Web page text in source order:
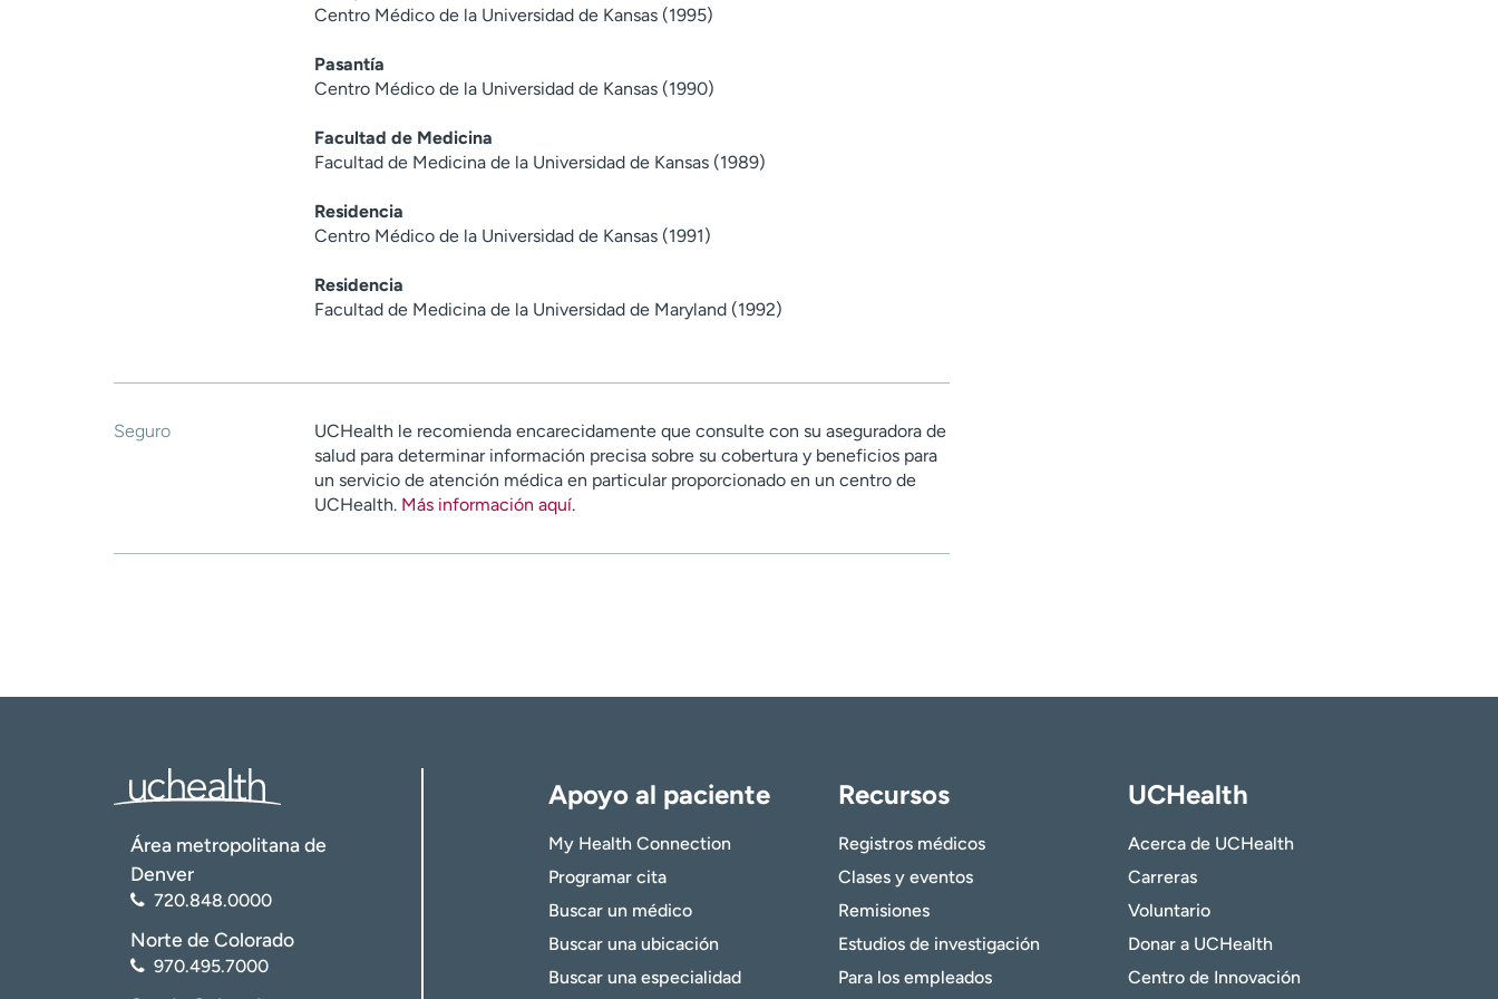
Centro Médico de la Universidad de Kansas (1995)
Pasantía
Centro Médico de la Universidad de Kansas (1990)
Facultad de Medicina
Facultad de Medicina de la Universidad de Kansas (1989)
Residencia
Centro Médico de la Universidad de Kansas (1991)
Residencia
Facultad de Medicina de la Universidad de Maryland (1992)
Seguro
UCHealth le recomienda encarecidamente que consulte con su aseguradora de
salud para determinar información precisa sobre su cobertura y beneficios para
un servicio de atención médica en particular proporcionado en un centro de
UCHealth. Más información aquí.
Área metropolitana de
Denver
720.848.0000
Norte de Colorado
970.495.7000
Apoyo al paciente
My Health Connection
Programar cita
Buscar un médico
Buscar una ubicación
Buscar una especialidad
Recursos
Registros médicos
Clases y eventos
Remisiones
Estudios de investigación
Para los empleados
UCHealth
Acerca de UCHealth
Carreras
Voluntario
Donar a UCHealth
Centro de Innovación